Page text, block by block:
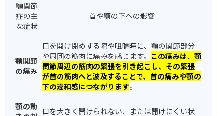
顎関節
症の主
な症状
首や顎の下への影響
顎関節
の痛み
口を開け閉めする際や咀嚼時に、顎の関節部分
や周囲の筋肉に痛みを感じます。 この痛みは、顎
関節周辺の筋肉の緊張を引き起こし、その緊張
が首の筋肉へと波及することで、首の痛みや顎の
下の違和感につながります。
顎の動 口を大きく開けられない、または開けにくい状